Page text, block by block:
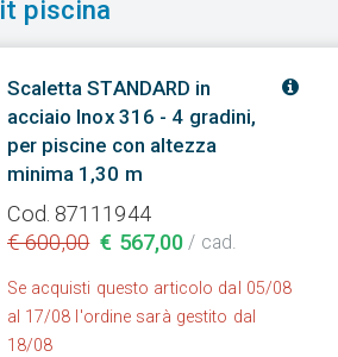
piscina
Scaletta STANDARD in
acciaio Inox 316 - 4 gradini,
per piscine con altezza
minima 1,30 m
Cod. 87111944
€ 600,00 € 567,00 / cad.
Se acquisti questo articolo dal 05/08
al 17/08 l'ordine sarà gestito dal
18/08